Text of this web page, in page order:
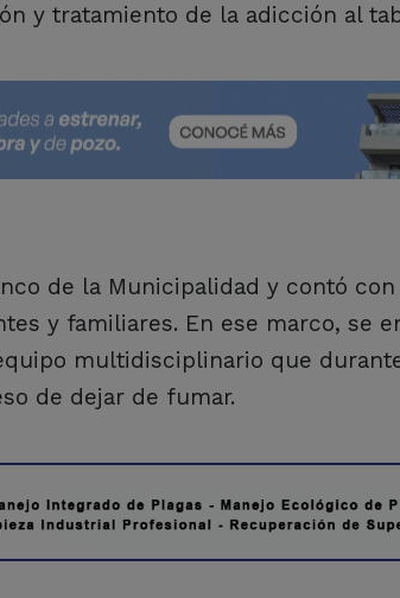
y tratamiento de la adicción al
de la Municipalidad y contó
y familiares. En ese marco, se
multidisciplinario que
de dejar de fumar.